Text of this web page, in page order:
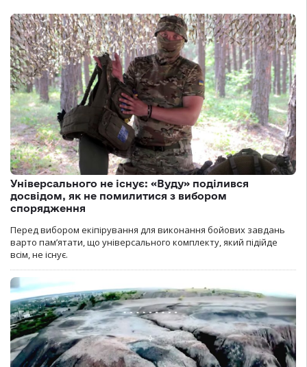
Універсального не існує: «Вуду» поділився
досвідом, як не помилитися з вибором
спорядження
Перед вибором екіпірування для виконання бойових завдань
варто пам’ятати, що універсального комплекту, який підійде
всім, не існує.